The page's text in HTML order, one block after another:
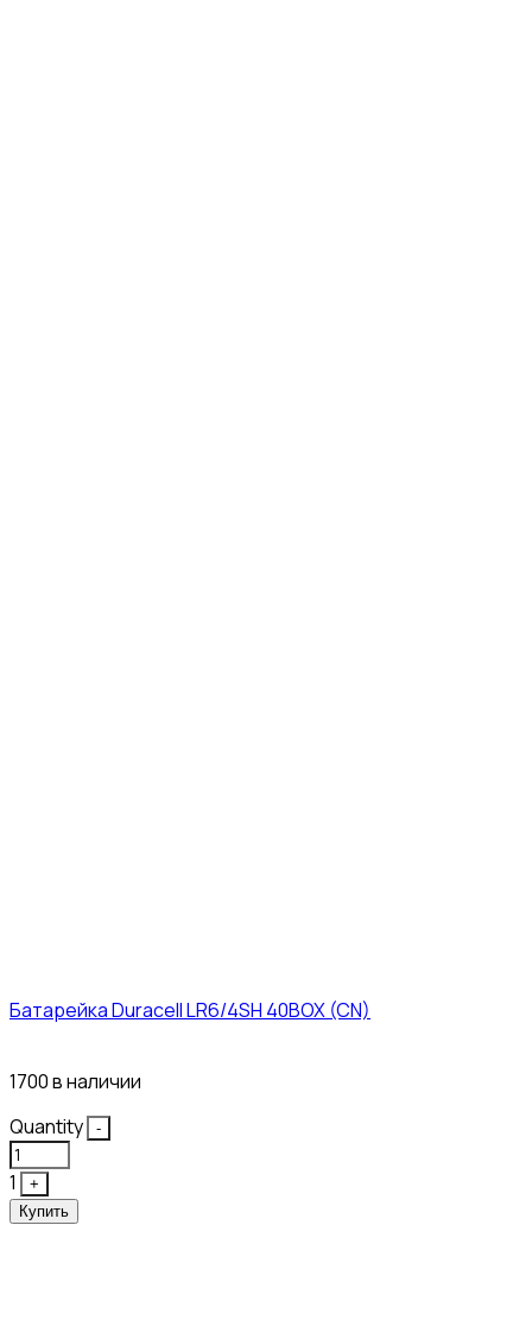
Батарейка Duracell LR6/4SH 40BOX (CN)
1700 в наличии
Quantity
-
1
+
Купить